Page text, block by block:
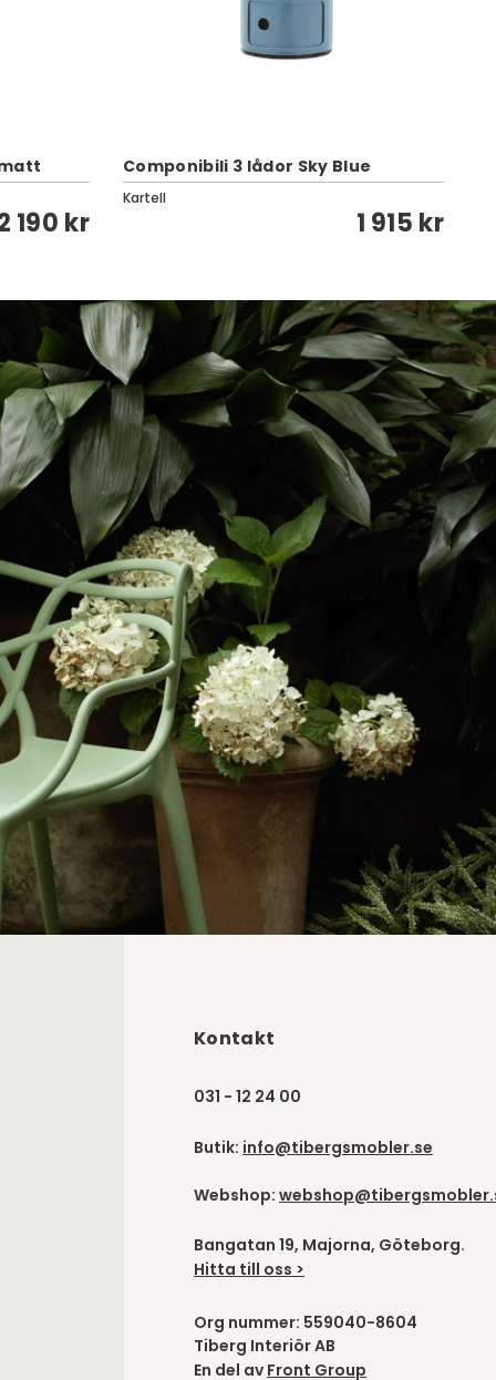
190 kr
Componibili 3 lådor Sky Blue
Kartell
1 915 kr
Kontakt
031 - 12 24 00
Butik: info@tibergsmobler.se
Webshop:
Bangatan 19, Majorna, Göteborg.
Hitta till oss >
Org nummer: 559040-8604
Tiberg Interiör AB
En del av Front Group